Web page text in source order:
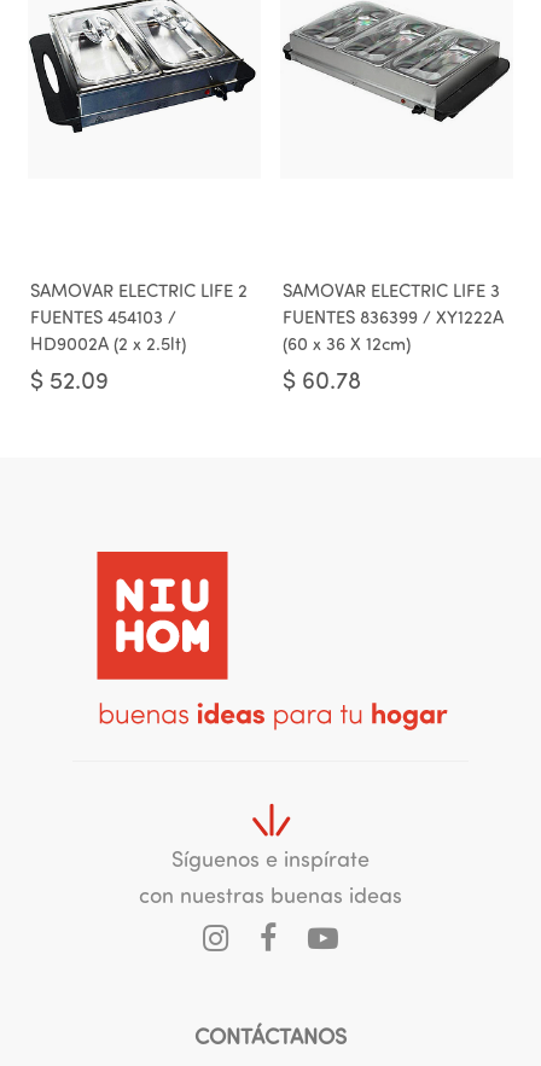
SAMOVAR ELECTRIC LIFE 2
FUENTES 454103 /
HD9002A (2 x 2.5lt)
$ 52.09
SAMOVAR ELECTRIC LIFE 3
FUENTES 836399 / XY1222A
(60 x 36 X 12cm)
$ 60.78
Síguenos e inspírate
con nuestras buenas ideas
CONTÁCTANOS